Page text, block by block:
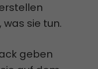
was sie tun.
geben